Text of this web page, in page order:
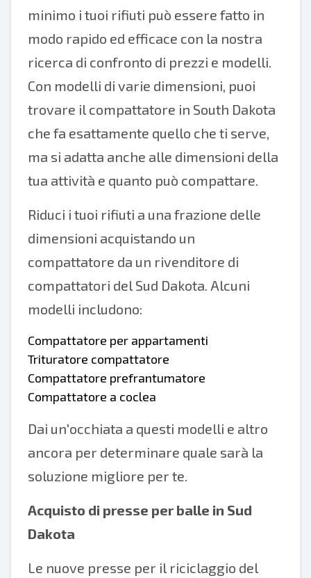
minimo i tuoi rifiuti può essere fatto in
modo rapido ed efficace con la nostra
ricerca di confronto di prezzi e modelli.
Con modelli di varie dimensioni, puoi
trovare il compattatore in South Dakota
che fa esattamente quello che ti serve,
ma si adatta anche alle dimensioni della
tua attività e quanto può compattare.
Riduci i tuoi rifiuti a una frazione delle
dimensioni acquistando un
compattatore da un rivenditore di
compattatori del Sud Dakota. Alcuni
modelli includono:
Compattatore per appartamenti
Trituratore compattatore
Compattatore prefrantumatore
Compattatore a coclea
Dai un'occhiata a questi modelli e altro
ancora per determinare quale sarà la
soluzione migliore per te.
Acquisto di presse per balle in Sud
Dakota
Le nuove presse per il riciclaggio del